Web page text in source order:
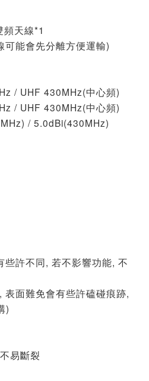
天線*1
可能會先分離方便運輸)
/ UHF 430MHz(中心頻)
/ UHF 430MHz(中心頻)
/ 5.0dBi(430MHz)
些許不同, 若不影響功能, 不
表面難免會有些許磕碰痕跡,
)
易斷裂